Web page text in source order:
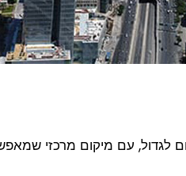
עם מיקום מרכזי